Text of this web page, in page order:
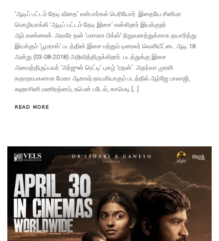
‘ஆடிப் பட்டம் தேடி விதை’ என்பார்கள் பெரியோர். இதையே சினிமா
மொழியாக்கி ‘ஆடிப் பட்டம் தேடி இசை’ என்கிறார் இயக்குநர்
ஆர்.கண்ணன். அவரே தன் ‘மசாலா பிக்ஸ்’ நிறுவனத்துக்காக தயாரித்து
இயக்கும் ‘பூமராங்’ படத்தின் இசை மற்றும் டிரைலர் வெளியீட்டை ஆடி 18
அன்று (03-08-2018) அறிவித்திருக்கிறார். படத்துக்கு இசை
அமைத்திருப்பவர் ‘அர்ஜுன் ரெட்டி’ புகழ் ‘ரதன்’. அதர்வா முரளி
கதாநாயகனாக மேகா ஆகாஷ் நாயகியாகும் படத்தில் ஆர்ஜே பாலாஜி,
சுஹாசினி மணிரத்னம், உபென் படேல், காமெடி […]
READ MORE